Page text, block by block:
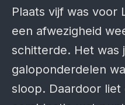
Plaats vijf was voor
een afwezigheid
schitterde. Het was
galoponderdelen
sloop. Daardoor